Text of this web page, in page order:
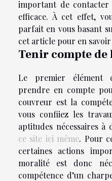
important de
efficace. À cet effet,
parfait en vous basant
cet article pour en
Tenir compte de
Le premier élément
prendre en compte
couvreur est la
vous confiiez les
aptitudes nécessaires
ce site ici même. Pour
certaines actions
moralité est donc
compétence d’un